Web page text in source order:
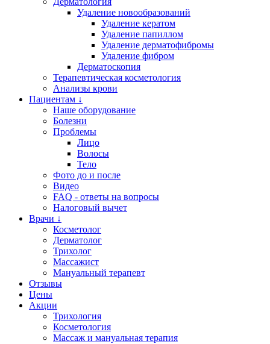
Удаление новообразований
Удаление кератом
Удаление папиллом
Удаление дерматофибромы
Удаление фибром
Дерматоскопия
Терапевтическая косметология
Анализы крови
Пациентам ↓
Наше оборудование
Болезни
Проблемы
Лицо
Волосы
Тело
Фото до и после
Видео
FAQ - ответы на вопросы
Налоговый вычет
Врачи ↓
Косметолог
Дерматолог
Трихолог
Массажист
Мануальный терапевт
Отзывы
Цены
Акции
Трихология
Косметология
Массаж и мануальная терапия